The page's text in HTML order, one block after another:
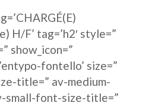
H/F’ tag=’h2′ style=”
show_icon=”
fontello’ size=”
title=” av-medium-
small-font-size-title=”